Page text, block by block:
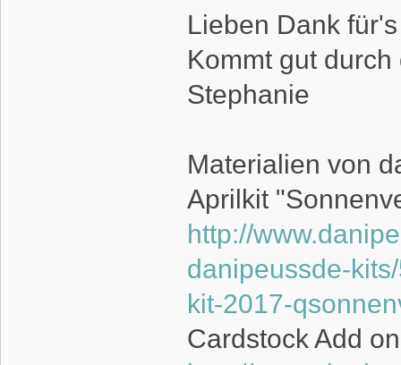
Lieben Dank
Kommt gut durch
Stephanie
Materialien von
Aprilkit
http://
danipeussde-
kit-2017-
Cardstock Add